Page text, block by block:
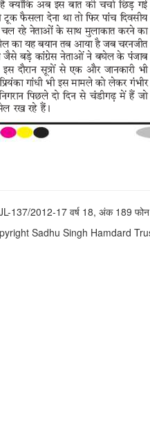
137/2012-17 वर्ष 18, अंक 189
Sadhu Singh Hamdard